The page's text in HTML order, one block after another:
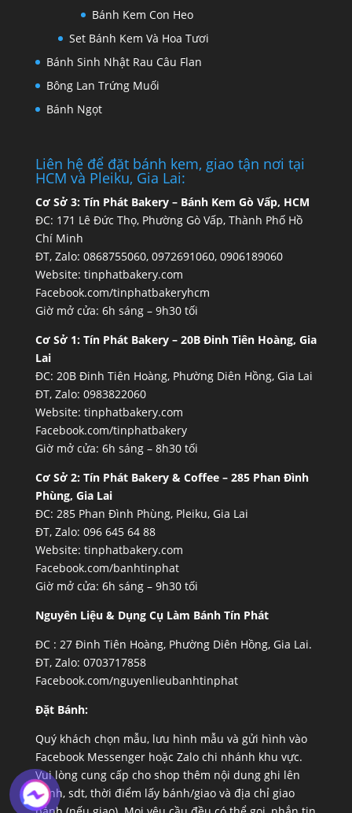
Bánh Kem Con Heo
Set Bánh Kem Và Hoa Tươi
Bánh Sinh Nhật Rau Câu Flan
Bông Lan Trứng Muối
Bánh Ngọt
Liên hệ để đặt bánh kem, giao tận nơi tại
HCM và Pleiku, Gia Lai:
Cơ Sở 3: Tín Phát Bakery – Bánh Kem Gò Vấp, HCM
ĐC: 171 Lê Đức Thọ, Phường Gò Vấp, Thành Phố Hồ
Chí Minh
ĐT, Zalo: 0868755060, 0972691060, 0906189060
Website: tinphatbakery.com
Facebook.com/tinphatbakeryhcm
Giờ mở cửa: 6h sáng – 9h30 tối
Cơ Sở 1: Tín Phát Bakery – 20B Đinh Tiên Hoàng, Gia
Lai
ĐC: 20B Đinh Tiên Hoàng, Phường Diên Hồng, Gia Lai
ĐT, Zalo: 0983822060
Website: tinphatbakery.com
Facebook.com/tinphatbakery
Giờ mở cửa: 6h sáng – 8h30 tối
Cơ Sở 2: Tín Phát Bakery & Coffee – 285 Phan Đình
Phùng, Gia Lai
ĐC: 285 Phan Đình Phùng, Pleiku, Gia Lai
ĐT, Zalo: 096 645 64 88
Website: tinphatbakery.com
Facebook.com/banhtinphat
Giờ mở cửa: 6h sáng – 9h30 tối
Nguyên Liệu & Dụng Cụ Làm Bánh Tín Phát
ĐC : 27 Đinh Tiên Hoàng, Phường Diên Hồng, Gia Lai.
ĐT, Zalo: 0703717858
Facebook.com/nguyenlieubanhtinphat
Đặt Bánh:
Quý khách chọn mẫu, lưu hình mẫu và gửi hình vào
Facebook Messenger hoặc Zalo chi nhánh khu vực.
Vui lòng cung cấp cho shop thêm nội dung ghi lên
bánh, sdt, thời điểm lấy bánh/giao và địa chỉ giao